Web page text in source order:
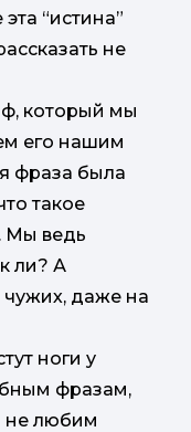
“истина”
не
который мы
его нашим
фраза была
такое
Мы ведь
ли? А
чужих, даже на
ноги у
фразам,
не любим